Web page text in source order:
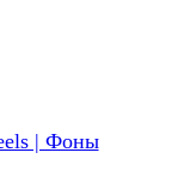
| Фоны